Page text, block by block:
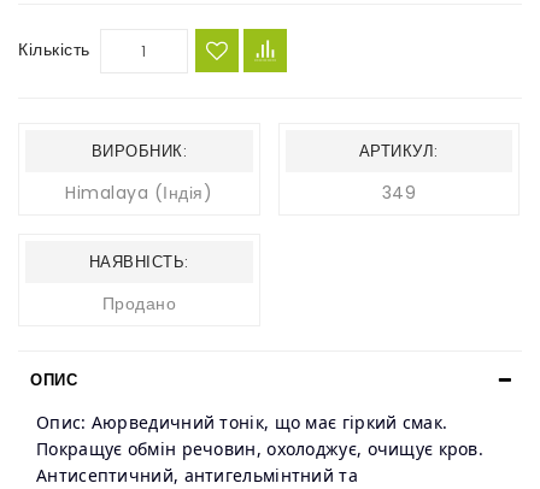
Кількість
ВИРОБНИК:
Himalaya (Індія)
АРТИКУЛ:
349
НАЯВНІСТЬ:
Продано
ОПИС
Опис: Аюрведичний тонік, що має гіркий смак.
Покращує обмін речовин, охолоджує, очищує кров.
Антисептичний, антигельмінтний та